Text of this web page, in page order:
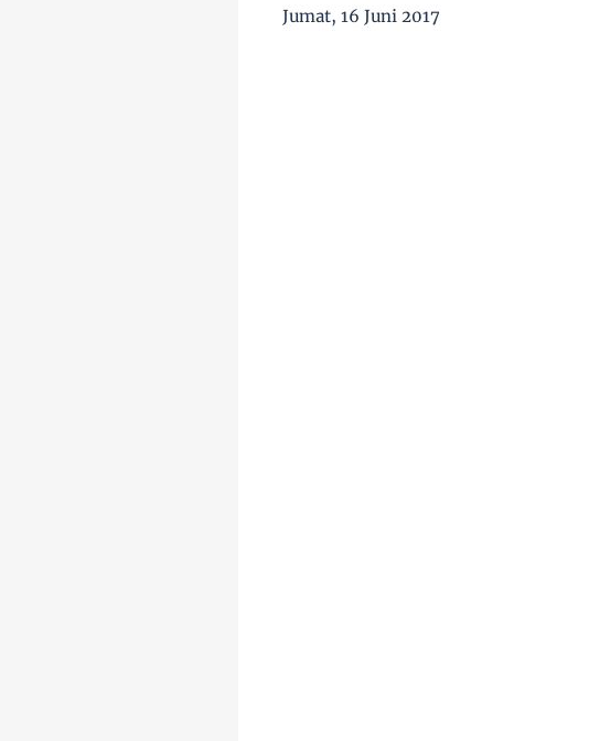
Jumat, 16 Juni 2017